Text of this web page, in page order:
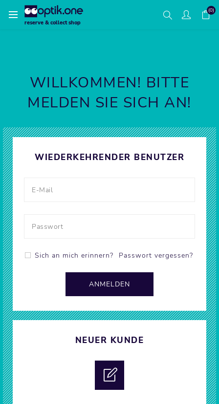
reserve & collect shop
(0)
WILLKOMMEN! BITTE
MELDEN SIE SICH AN!
WIEDERKEHRENDER BENUTZER
Sich an mich erinnern? Passwort vergessen?
NEUER KUNDE